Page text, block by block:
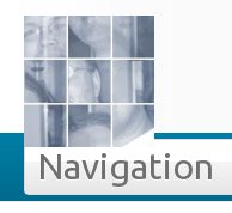
Tag cloud
Site map
Login
Navigation